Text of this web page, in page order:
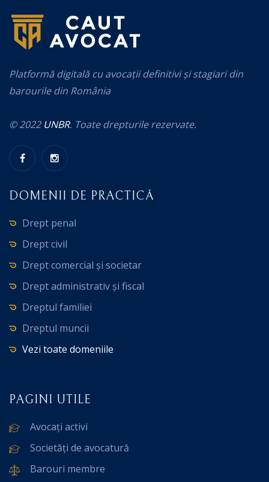
Platformă digitală cu avocații definitivi și stagiari din
barourile din România
© 2022 UNBR. Toate drepturile rezervate.
DOMENII DE PRACTICĂ
Drept penal
Drept civil
Drept comercial și societar
Drept administrativ și fiscal
Dreptul familiei
Dreptul muncii
Vezi toate domeniile
PAGINI UTILE
Avocați activi
Societăți de avocatură
Barouri membre